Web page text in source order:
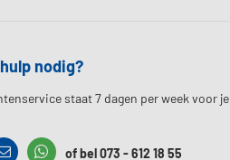
nodig?
staat 7 dagen per week voor je
ContactWhatssapp
of bel 073 - 612 18 55